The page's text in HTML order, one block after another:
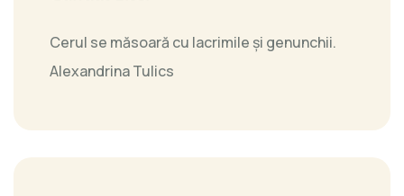
Cerul se măsoară cu lacrimile și genunchii.
Alexandrina Tulics